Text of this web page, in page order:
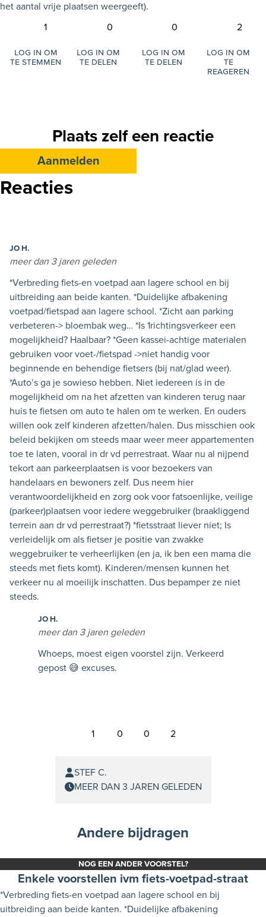
het aantal vrije plaatsen weergeeft).
1
Log in om
te stemmen
0
Log in om
te delen
0
Log in om
te delen
2
Log in om
te
reageren
Plaats zelf een reactie
Aanmelden
Reacties
JO H.
meer dan 3 jaren geleden
*Verbreding fiets-en voetpad aan lagere school en bij
uitbreiding aan beide kanten. *Duidelijke afbakening
voetpad/fietspad aan lagere school. *Zicht aan parking
verbeteren-> bloembak weg… *Is 1richtingsverkeer een
mogelijkheid? Haalbaar? *Geen kassei-achtige materialen
gebruiken voor voet-/fietspad ->niet handig voor
beginnende en behendige fietsers (bij nat/glad weer).
*Auto’s ga je sowieso hebben. Niet iedereen is in de
mogelijkheid om na het afzetten van kinderen terug naar
huis te fietsen om auto te halen om te werken. En ouders
willen ook zelf kinderen afzetten/halen. Dus misschien ook
beleid bekijken om steeds maar weer meer appartementen
toe te laten, vooral in dr vd perrestraat. Waar nu al nijpend
tekort aan parkeerplaatsen is voor bezoekers van
handelaars en bewoners zelf. Dus neem hier
verantwoordelijkheid en zorg ook voor fatsoenlijke, veilige
(parkeer)plaatsen voor iedere weggebruiker (braakliggend
terrein aan dr vd perrestraat?) *fietsstraat liever niet; Is
verleidelijk om als fietser je positie van zwakke
weggebruiker te verheerlijken (en ja, ik ben een mama die
steeds met fiets komt). Kinderen/mensen kunnen het
verkeer nu al moeilijk inschatten. Dus bepamper ze niet
steeds.
JO H.
meer dan 3 jaren geleden
Whoeps, moest eigen voorstel zijn. Verkeerd
gepost 😅 excuses.
1 0 0 2
STEF C.
MEER DAN 3 JAREN GELEDEN
Andere bijdragen
NOG EEN ANDER VOORSTEL?
Enkele voorstellen ivm fiets-voetpad-straat
*Verbreding fiets-en voetpad aan lagere school en bij
uitbreiding aan beide kanten. *Duidelijke afbakening